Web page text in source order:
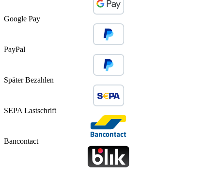
Google Pay
PayPal
Später Bezahlen
SEPA Lastschrift
Bancontact